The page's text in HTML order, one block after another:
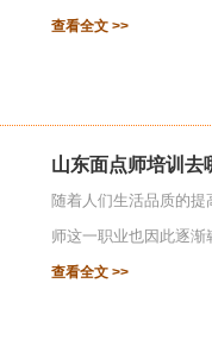
查看全文 >>
山东面点师培训去
随着人们生活品质的
师这一职业也因此逐
查看全文 >>